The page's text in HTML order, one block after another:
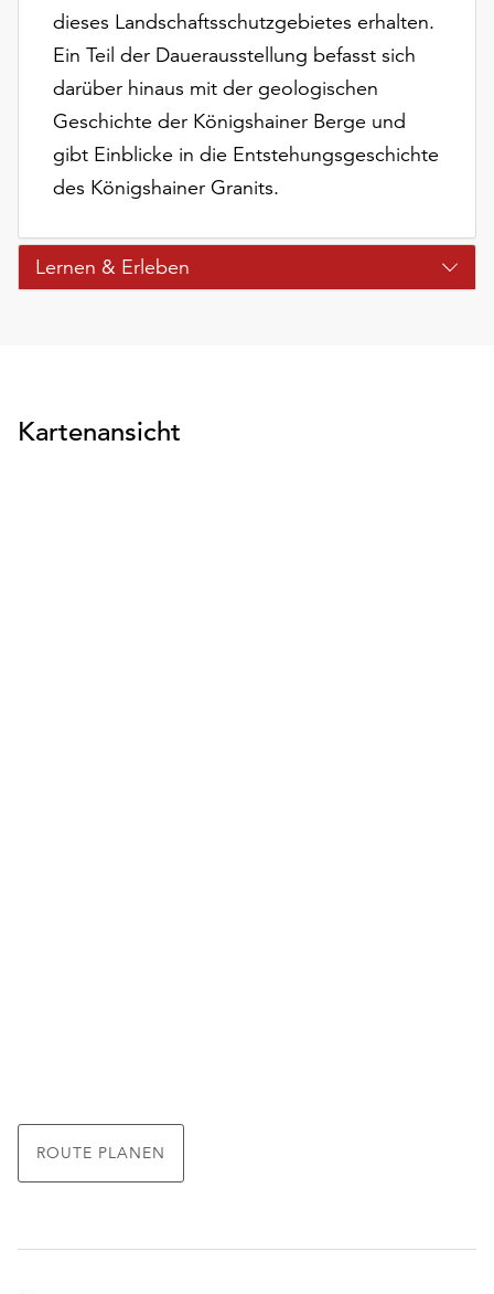
dieses Landschaftsschutzgebietes erhalten.
Ein Teil der Dauerausstellung befasst sich
darüber hinaus mit der geologischen
Geschichte der Königshainer Berge und
gibt Einblicke in die Entstehungsgeschichte
des Königshainer Granits.
Lernen & Erleben
Kartenansicht
ROUTE PLANEN